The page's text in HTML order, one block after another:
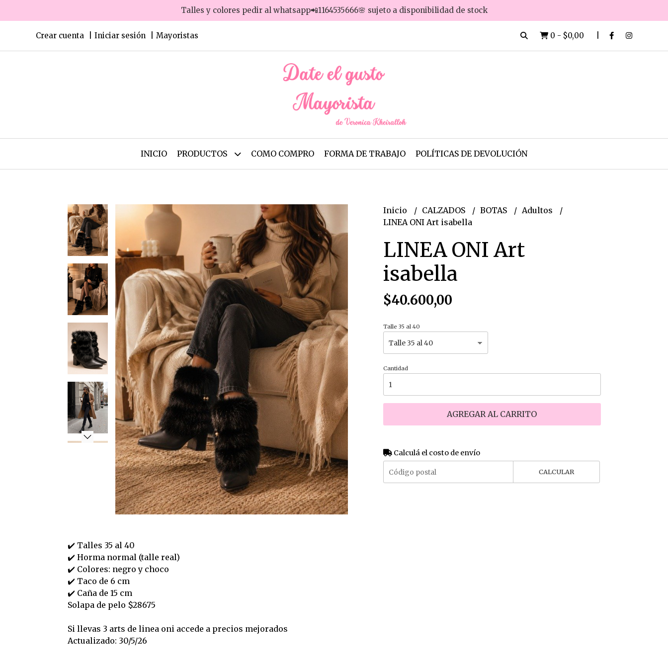
Talles y colores pedir al whatsapp📲1164535666🌸 sujeto a disponibilidad de stock
Crear cuenta Iniciar sesión Mayoristas 0 - $0,00
INICIO PRODUCTOS COMO COMPRO FORMA DE TRABAJO POLÍTICAS DE DEVOLUCIÓN
✔️ Talles 35 al 40
✔️ Horma normal (talle real)
✔️ Colores: negro y choco
✔️ Taco de 6 cm
✔️ Caña de 15 cm
Solapa de pelo $28675
Si llevas 3 arts de linea oni accede a precios mejorados
Actualizado: 30/5/26
Inicio CALZADOS BOTAS
Adultos
LINEA ONI Art isabella
LINEA ONI Art
isabella
$40.600,00
Talle 35 al 40
Cantidad
AGREGAR AL CARRITO
Calculá el costo de envío
CALCULAR